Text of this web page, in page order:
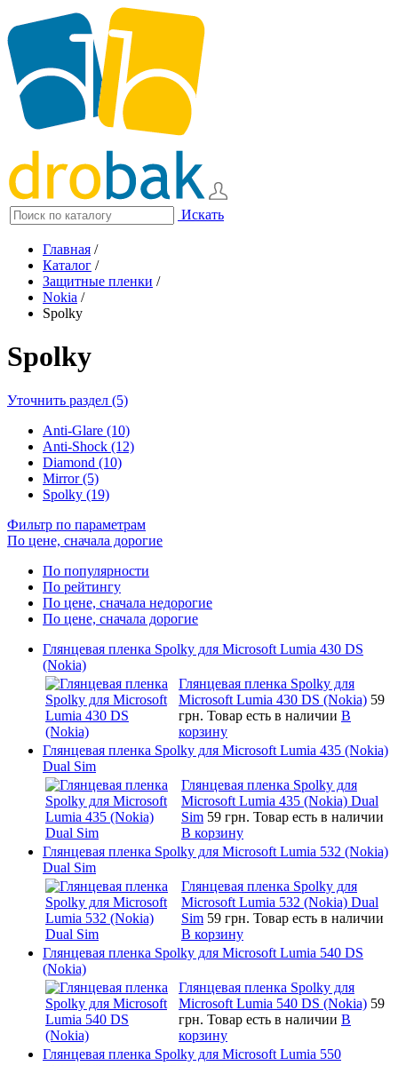
Искать
Главная /
Каталог /
Защитные пленки /
Nokia /
Spolky
Spolky
Уточнить раздел (5)
Anti-Glare (10)
Anti-Shock (12)
Diamond (10)
Mirror (5)
Spolky (19)
Фильтр по параметрам
По цене, сначала дорогие
По популярности
По рейтингу
По цене, сначала недорогие
По цене, сначала дорогие
Глянцевая пленка Spolky для Microsoft Lumia 430 DS
(Nokia)
Глянцевая пленка Spolky для
Microsoft Lumia 430 DS (Nokia) 59
грн. Товар есть в наличии В
корзину
Глянцевая пленка Spolky для Microsoft Lumia 435 (Nokia)
Dual Sim
Глянцевая пленка Spolky для
Microsoft Lumia 435 (Nokia) Dual
Sim 59 грн. Товар есть в наличии
В корзину
Глянцевая пленка Spolky для Microsoft Lumia 532 (Nokia)
Dual Sim
Глянцевая пленка Spolky для
Microsoft Lumia 532 (Nokia) Dual
Sim 59 грн. Товар есть в наличии
В корзину
Глянцевая пленка Spolky для Microsoft Lumia 540 DS
(Nokia)
Глянцевая пленка Spolky для
Microsoft Lumia 540 DS (Nokia) 59
грн. Товар есть в наличии В
корзину
Глянцевая пленка Spolky для Microsoft Lumia 550